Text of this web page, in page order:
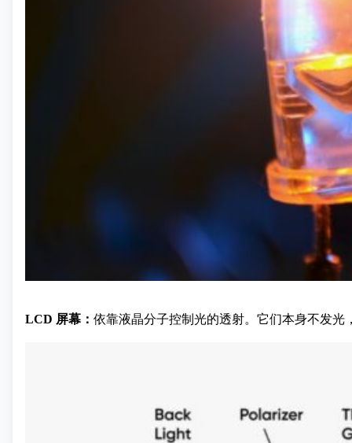
LCD 屏幕： 依靠液晶分子控制光的透射。它们本身不发